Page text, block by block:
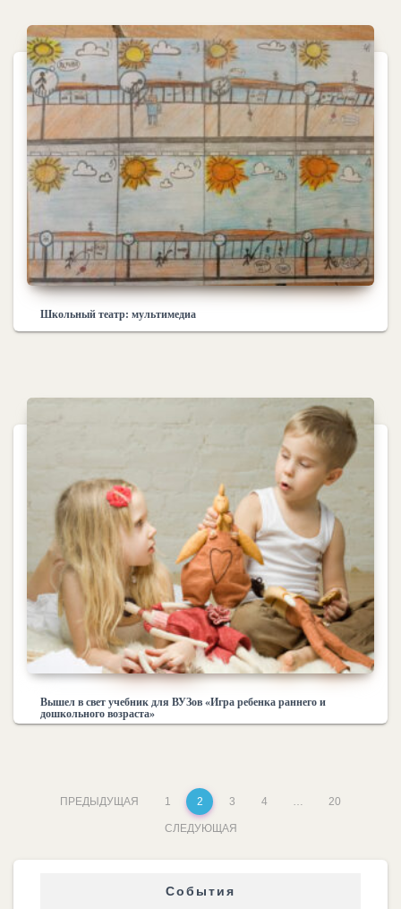
Школьный театр: мультимедиа
Вышел в свет учебник для ВУЗов «Игра ребенка раннего и
дошкольного возраста»
ПРЕДЫДУЩАЯ 1 2 3 4 … 20
СЛЕДУЮЩАЯ
События